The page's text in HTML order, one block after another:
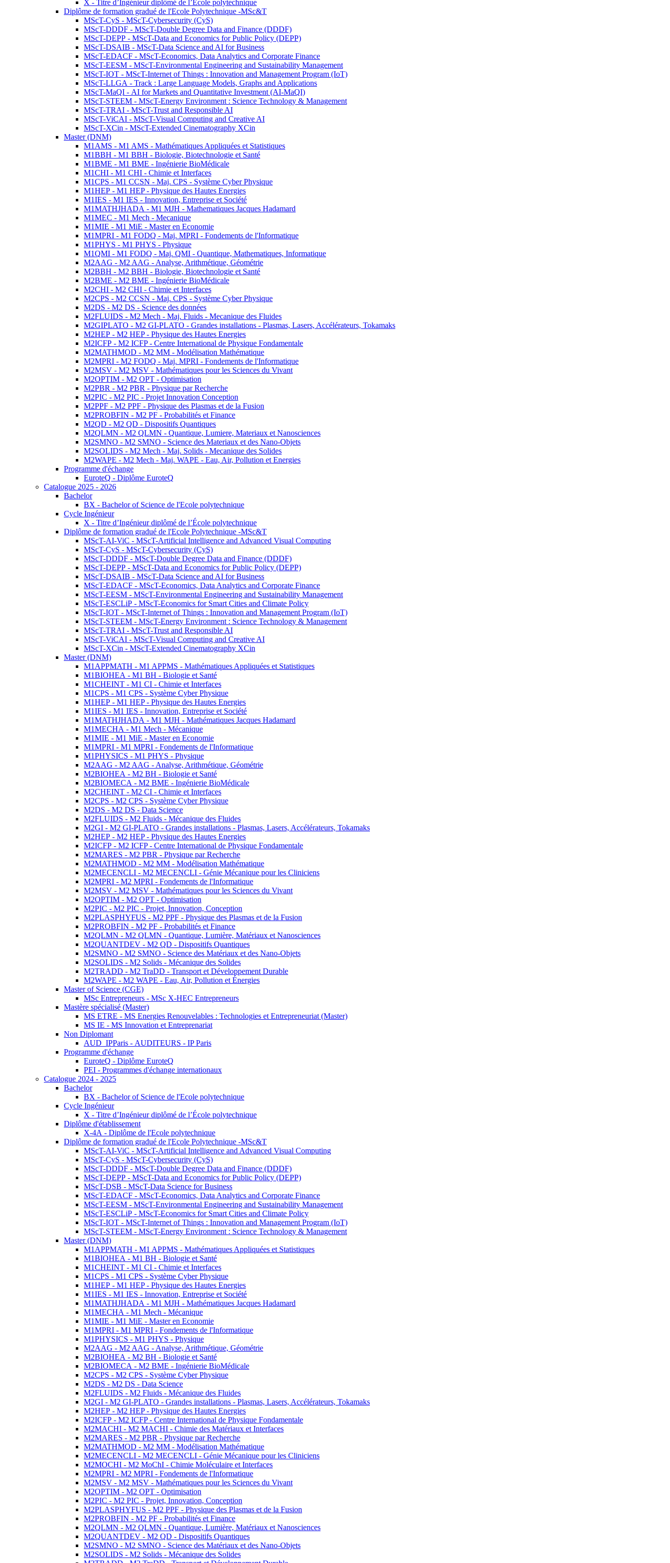
X - Titre d’Ingénieur diplômé de l’École polytechnique
Diplôme de formation gradué de l'Ecole Polytechnique -MSc&T
MScT-CyS - MScT-Cybersecurity (CyS)
MScT-DDDF - MScT-Double Degree Data and Finance (DDDF)
MScT-DEPP - MScT-Data and Economics for Public Policy (DEPP)
MScT-DSAIB - MScT-Data Science and AI for Business
MScT-EDACF - MScT-Economics, Data Analytics and Corporate Finance
MScT-EESM - MScT-Environmental Engineering and Sustainability Management
MScT-IOT - MScT-Internet of Things : Innovation and Management Program (IoT)
MScT-LLGA - Track : Large Language Models, Graphs and Applications
MScT-MaQI - AI for Markets and Quantitative Investment (AI-MaQI)
MScT-STEEM - MScT-Energy Environment : Science Technology & Management
MScT-TRAI - MScT-Trust and Responsible AI
MScT-ViCAI - MScT-Visual Computing and Creative AI
MScT-XCin - MScT-Extended Cinematography XCin
Master (DNM)
M1AMS - M1 AMS - Mathématiques Appliquées et Statistiques
M1BBH - M1 BBH - Biologie, Biotechnologie et Santé
M1BME - M1 BME - Ingénierie BioMédicale
M1CHI - M1 CHI - Chimie et Interfaces
M1CPS - M1 CCSN - Maj. CPS - Système Cyber Physique
M1HEP - M1 HEP - Physique des Hautes Energies
M1IES - M1 IES - Innovation, Entreprise et Société
M1MATHJHADA - M1 MJH - Mathematiques Jacques Hadamard
M1MEC - M1 Mech - Mecanique
M1MIE - M1 MiE - Master en Economie
M1MPRI - M1 FODQ - Maj. MPRI - Fondements de l'Informatique
M1PHYS - M1 PHYS - Physique
M1QMI - M1 FODQ - Maj. QMI - Quantique, Mathematiques, Informatique
M2AAG - M2 AAG - Analyse, Arithmétique, Géométrie
M2BBH - M2 BBH - Biologie, Biotechnologie et Santé
M2BME - M2 BME - Ingénierie BioMédicale
M2CHI - M2 CHI - Chimie et Interfaces
M2CPS - M2 CCSN - Maj. CPS - Système Cyber Physique
M2DS - M2 DS - Science des données
M2FLUIDS - M2 Mech - Maj. Fluids - Mecanique des Fluides
M2GIPLATO - M2 GI-PLATO - Grandes installations - Plasmas, Lasers, Accélérateurs, Tokamaks
M2HEP - M2 HEP - Physique des Hautes Energies
M2ICFP - M2 ICFP - Centre International de Physique Fondamentale
M2MATHMOD - M2 MM - Modélisation Mathématique
M2MPRI - M2 FODQ - Maj. MPRI - Fondements de l'Informatique
M2MSV - M2 MSV - Mathématiques pour les Sciences du Vivant
M2OPTIM - M2 OPT - Optimisation
M2PBR - M2 PBR - Physique par Recherche
M2PIC - M2 PIC - Projet Innovation Conception
M2PPF - M2 PPF - Physique des Plasmas et de la Fusion
M2PROBFIN - M2 PF - Probabilités et Finance
M2QD - M2 QD - Dispositifs Quantiques
M2QLMN - M2 QLMN - Quantique, Lumiere, Materiaux et Nanosciences
M2SMNO - M2 SMNO - Science des Materiaux et des Nano-Objets
M2SOLIDS - M2 Mech - Maj. Solids - Mecanique des Solides
M2WAPE - M2 Mech - Maj. WAPE - Eau, Air, Pollution et Energies
Programme d'échange
EuroteQ - Diplôme EuroteQ
Catalogue 2025 - 2026
Bachelor
BX - Bachelor of Science de l'Ecole polytechnique
Cycle Ingénieur
X - Titre d’Ingénieur diplômé de l’École polytechnique
Diplôme de formation gradué de l'Ecole Polytechnique -MSc&T
MScT-AI-ViC - MScT-Artificial Intelligence and Advanced Visual Computing
MScT-CyS - MScT-Cybersecurity (CyS)
MScT-DDDF - MScT-Double Degree Data and Finance (DDDF)
MScT-DEPP - MScT-Data and Economics for Public Policy (DEPP)
MScT-DSAIB - MScT-Data Science and AI for Business
MScT-EDACF - MScT-Economics, Data Analytics and Corporate Finance
MScT-EESM - MScT-Environmental Engineering and Sustainability Management
MScT-ESCLiP - MScT-Economics for Smart Cities and Climate Policy
MScT-IOT - MScT-Internet of Things : Innovation and Management Program (IoT)
MScT-STEEM - MScT-Energy Environment : Science Technology & Management
MScT-TRAI - MScT-Trust and Responsible AI
MScT-ViCAI - MScT-Visual Computing and Creative AI
MScT-XCin - MScT-Extended Cinematography XCin
Master (DNM)
M1APPMATH - M1 APPMS - Mathématiques Appliquées et Statistiques
M1BIOHEA - M1 BH - Biologie et Santé
M1CHEINT - M1 CI - Chimie et Interfaces
M1CPS - M1 CPS - Système Cyber Physique
M1HEP - M1 HEP - Physique des Hautes Energies
M1IES - M1 IES - Innovation, Entreprise et Société
M1MATHJHADA - M1 MJH - Mathématiques Jacques Hadamard
M1MECHA - M1 Mech - Mécanique
M1MIE - M1 MiE - Master en Economie
M1MPRI - M1 MPRI - Fondements de l'Informatique
M1PHYSICS - M1 PHYS - Physique
M2AAG - M2 AAG - Analyse, Arithmétique, Géométrie
M2BIOHEA - M2 BH - Biologie et Santé
M2BIOMECA - M2 BME - Ingénierie BioMédicale
M2CHEINT - M2 CI - Chimie et Interfaces
M2CPS - M2 CPS - Système Cyber Physique
M2DS - M2 DS - Data Science
M2FLUIDS - M2 Fluids - Mécanique des Fluides
M2GI - M2 GI-PLATO - Grandes installations - Plasmas, Lasers, Accélérateurs, Tokamaks
M2HEP - M2 HEP - Physique des Hautes Energies
M2ICFP - M2 ICFP - Centre International de Physique Fondamentale
M2MARES - M2 PBR - Physique par Recherche
M2MATHMOD - M2 MM - Modélisation Mathématique
M2MECENCLI - M2 MECENCLI - Génie Mécanique pour les Cliniciens
M2MPRI - M2 MPRI - Fondements de l'Informatique
M2MSV - M2 MSV - Mathématiques pour les Sciences du Vivant
M2OPTIM - M2 OPT - Optimisation
M2PIC - M2 PIC - Projet, Innovation, Conception
M2PLASPHYFUS - M2 PPF - Physique des Plasmas et de la Fusion
M2PROBFIN - M2 PF - Probabilités et Finance
M2QLMN - M2 QLMN - Quantique, Lumière, Matériaux et Nanosciences
M2QUANTDEV - M2 QD - Dispositifs Quantiques
M2SMNO - M2 SMNO - Science des Matériaux et des Nano-Objets
M2SOLIDS - M2 Solids - Mécanique des Solides
M2TRADD - M2 TraDD - Transport et Développement Durable
M2WAPE - M2 WAPE - Eau, Air, Pollution et Énergies
Master of Science (CGE)
MSc Entrepreneurs - MSc X-HEC Entrepreneurs
Mastère spécialisé (Master)
MS ETRE - MS Energies Renouvelables : Technologies et Entrepreneuriat (Master)
MS IE - MS Innovation et Entreprenariat
Non Diplomant
AUD_IPParis - AUDITEURS - IP Paris
Programme d'échange
EuroteQ - Diplôme EuroteQ
PEI - Programmes d'échange internationaux
Catalogue 2024 - 2025
Bachelor
BX - Bachelor of Science de l'Ecole polytechnique
Cycle Ingénieur
X - Titre d’Ingénieur diplômé de l’École polytechnique
Diplôme d'établissement
X-4A - Diplôme de l'Ecole polytechnique
Diplôme de formation gradué de l'Ecole Polytechnique -MSc&T
MScT-AI-ViC - MScT-Artificial Intelligence and Advanced Visual Computing
MScT-CyS - MScT-Cybersecurity (CyS)
MScT-DDDF - MScT-Double Degree Data and Finance (DDDF)
MScT-DEPP - MScT-Data and Economics for Public Policy (DEPP)
MScT-DSB - MScT-Data Science for Business
MScT-EDACF - MScT-Economics, Data Analytics and Corporate Finance
MScT-EESM - MScT-Environmental Engineering and Sustainability Management
MScT-ESCLiP - MScT-Economics for Smart Cities and Climate Policy
MScT-IOT - MScT-Internet of Things : Innovation and Management Program (IoT)
MScT-STEEM - MScT-Energy Environment : Science Technology & Management
Master (DNM)
M1APPMATH - M1 APPMS - Mathématiques Appliquées et Statistiques
M1BIOHEA - M1 BH - Biologie et Santé
M1CHEINT - M1 CI - Chimie et Interfaces
M1CPS - M1 CPS - Système Cyber Physique
M1HEP - M1 HEP - Physique des Hautes Energies
M1IES - M1 IES - Innovation, Entreprise et Société
M1MATHJHADA - M1 MJH - Mathématiques Jacques Hadamard
M1MECHA - M1 Mech - Mécanique
M1MIE - M1 MiE - Master en Economie
M1MPRI - M1 MPRI - Fondements de l'Informatique
M1PHYSICS - M1 PHYS - Physique
M2AAG - M2 AAG - Analyse, Arithmétique, Géométrie
M2BIOHEA - M2 BH - Biologie et Santé
M2BIOMECA - M2 BME - Ingénierie BioMédicale
M2CPS - M2 CPS - Système Cyber Physique
M2DS - M2 DS - Data Science
M2FLUIDS - M2 Fluids - Mécanique des Fluides
M2GI - M2 GI-PLATO - Grandes installations - Plasmas, Lasers, Accélérateurs, Tokamaks
M2HEP - M2 HEP - Physique des Hautes Energies
M2ICFP - M2 ICFP - Centre International de Physique Fondamentale
M2MACHI - M2 MACHI - Chimie des Matériaux et Interfaces
M2MARES - M2 PBR - Physique par Recherche
M2MATHMOD - M2 MM - Modélisation Mathématique
M2MECENCLI - M2 MECENCLI - Génie Mécanique pour les Cliniciens
M2MOCHI - M2 MoChI - Chimie Moléculaire et Interfaces
M2MPRI - M2 MPRI - Fondements de l'Informatique
M2MSV - M2 MSV - Mathématiques pour les Sciences du Vivant
M2OPTIM - M2 OPT - Optimisation
M2PIC - M2 PIC - Projet, Innovation, Conception
M2PLASPHYFUS - M2 PPF - Physique des Plasmas et de la Fusion
M2PROBFIN - M2 PF - Probabilités et Finance
M2QLMN - M2 QLMN - Quantique, Lumière, Matériaux et Nanosciences
M2QUANTDEV - M2 QD - Dispositifs Quantiques
M2SMNO - M2 SMNO - Science des Matériaux et des Nano-Objets
M2SOLIDS - M2 Solids - Mécanique des Solides